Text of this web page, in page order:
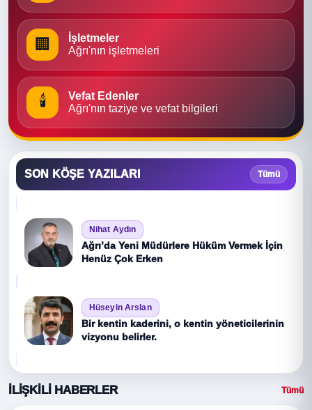
🏢
İşletmeler
Ağrı'nın işletmeleri
🕯
Vefat Edenler
Ağrı'nın taziye ve vefat bilgileri
SON KÖŞE YAZILARI Tümü
Nihat Aydın
Ağrı’da Yeni Müdürlere Hüküm Vermek İçin
Henüz Çok Erken
Hüseyin Arslan
Bir kentin kaderini, o kentin yöneticilerinin
vizyonu belirler.
İLİŞKİLİ HABERLER Tümü